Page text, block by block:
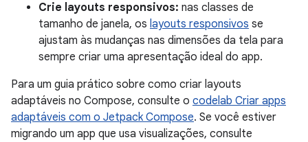
Crie layouts responsivos: nas classes de
tamanho de janela, os layouts responsivos se
ajustam às mudanças nas dimensões da tela para
sempre criar uma apresentação ideal do app.
Para um guia prático sobre como criar layouts
adaptáveis no Compose, consulte o codelab Criar apps
adaptáveis com o Jetpack Compose. Se você estiver
migrando um app que usa visualizações, consulte